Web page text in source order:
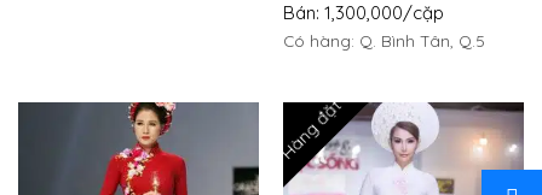
Bán: 1,300,000/cặp
Có hàng: Q. Bình Tân, Q.5
Hàng đặt